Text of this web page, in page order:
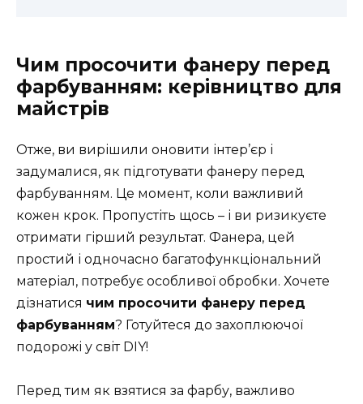
Чим просочити фанеру перед
фарбуванням: керівництво для
майстрів
Отже, ви вирішили оновити інтер’єр і
задумалися, як підготувати фанеру перед
фарбуванням. Це момент, коли важливий
кожен крок. Пропустіть щось – і ви ризикуєте
отримати гірший результат. Фанера, цей
простий і одночасно багатофункціональний
матеріал, потребує особливої обробки. Хочете
дізнатися чим просочити фанеру перед
фарбуванням? Готуйтеся до захоплюючої
подорожі у світ DIY!
Перед тим як взятися за фарбу, важливо